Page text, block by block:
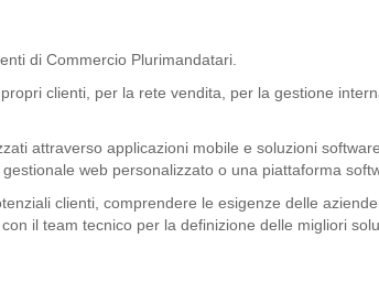
di Commercio Plurimandatari.
clienti, per la rete vendita, per la gestione
attraverso applicazioni mobile e soluzioni
web personalizzato o una piattaforma
clienti, comprendere le esigenze delle
il team tecnico per la definizione delle migliori